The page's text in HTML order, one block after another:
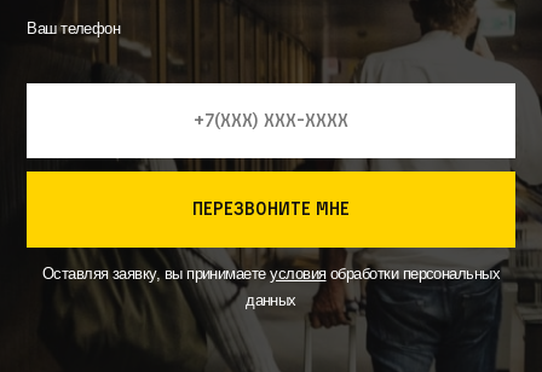
Ваш телефон
перезвоните мне
Оставляя заявку, вы принимаетеусловияобработки персональных
данных